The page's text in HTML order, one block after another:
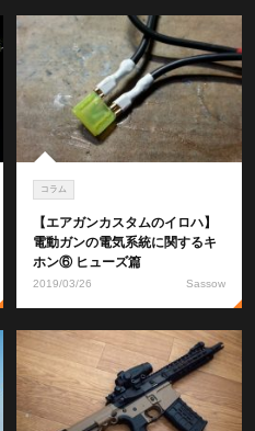
コラム
【エアガンカスタムのイロハ】
電動ガンの電気系統に関するキ
ホン⑥ ヒューズ篇
2019/03/26 Sassow